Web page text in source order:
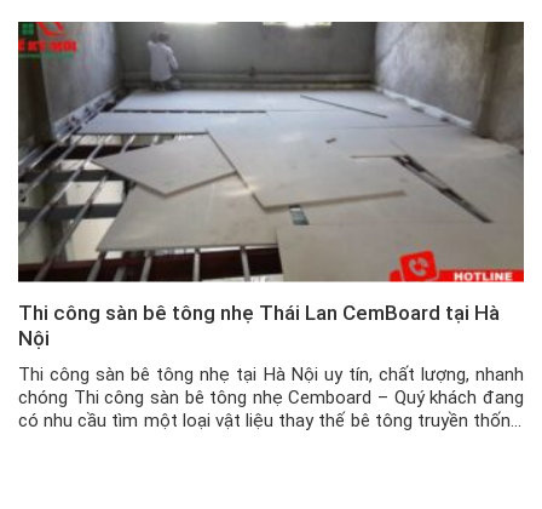
[…]
Thi công sàn bê tông nhẹ Thái Lan CemBoard tại Hà
Nội
Thi công sàn bê tông nhẹ tại Hà Nội uy tín, chất lượng, nhanh
chóng Thi công sàn bê tông nhẹ Cemboard – Quý khách đang
có nhu cầu tìm một loại vật liệu thay thế bê tông truyền thống,